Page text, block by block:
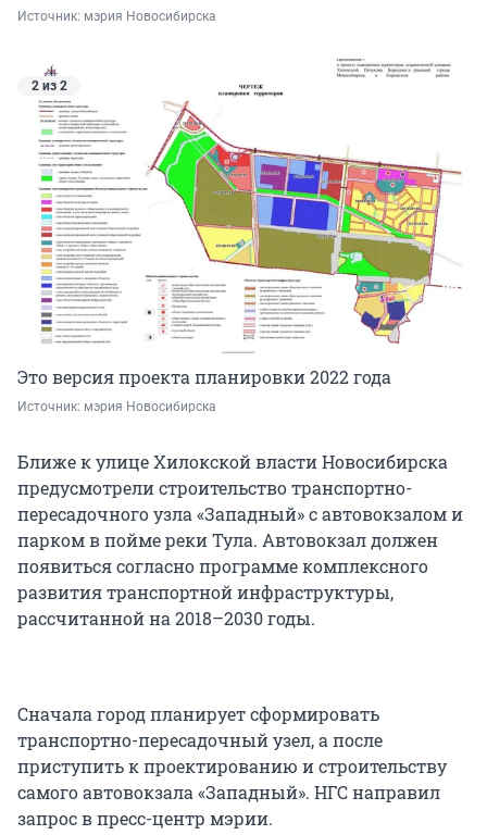
Источник: мэрия Новосибирска
2 из 2
Это версия проекта планировки 2022 года
Источник: мэрия Новосибирска
Ближе к улице Хилокской власти Новосибирска
предусмотрели строительство транспортно-
пересадочного узла «Западный» с автовокзалом и
парком в пойме реки Тула. Автовокзал должен
появиться согласно программе комплексного
развития транспортной инфраструктуры,
рассчитанной на 2018–2030 годы.
Сначала город планирует сформировать
транспортно-пересадочный узел, а после
приступить к проектированию и строительству
самого автовокзала «Западный». НГС направил
запрос в пресс-центр мэрии.